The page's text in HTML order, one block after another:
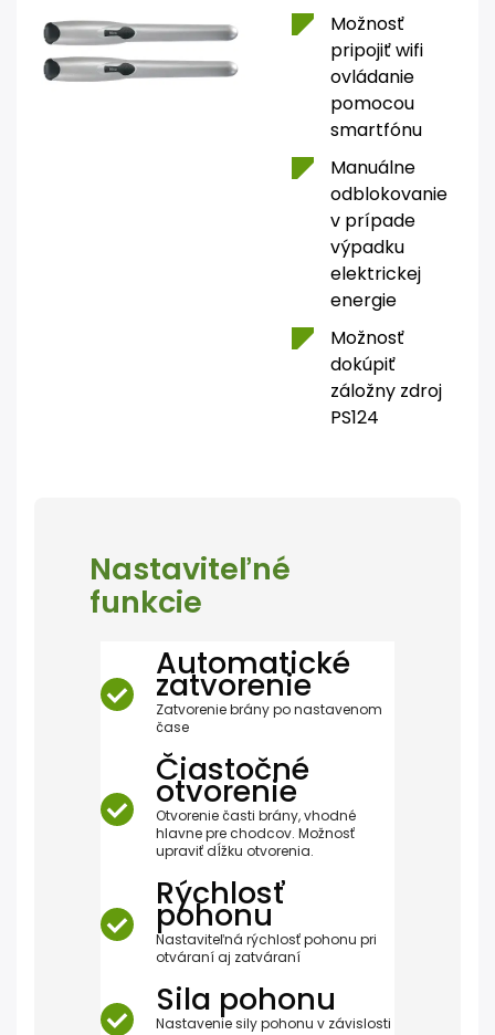
Možnosť
pripojiť wifi
ovládanie
pomocou
smartfónu
Manuálne
odblokovanie
v prípade
výpadku
elektrickej
energie
Možnosť
dokúpiť
záložny zdroj
PS124
Nastaviteľné
funkcie
Automatické
zatvorenie
Zatvorenie brány po nastavenom
čase
Čiastočné
otvorenie
Otvorenie časti brány, vhodné
hlavne pre chodcov. Možnosť
upraviť dĺžku otvorenia.
Rýchlosť
pohonu
Nastaviteľná rýchlosť pohonu pri
otváraní aj zatváraní
Sila pohonu
Nastavenie sily pohonu v závislosti